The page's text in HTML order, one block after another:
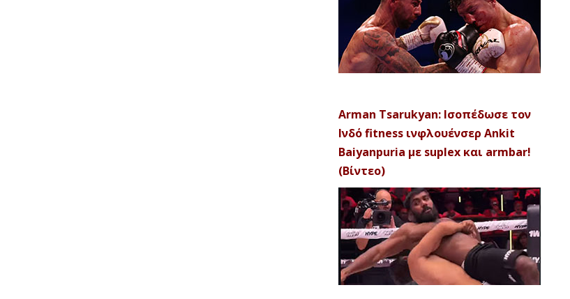
Arman Tsarukyan: Ισοπέδωσε τον
Ινδό fitness ινφλουένσερ Ankit
Baiyanpuria με suplex και armbar!
(Βίντεο)